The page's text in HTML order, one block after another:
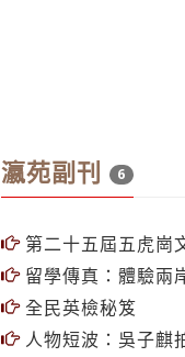
瀛苑副刊 6
第二十五屆五虎崗
留學傳真：體驗兩
全民英檢秘笈
人物短波：吳子麒